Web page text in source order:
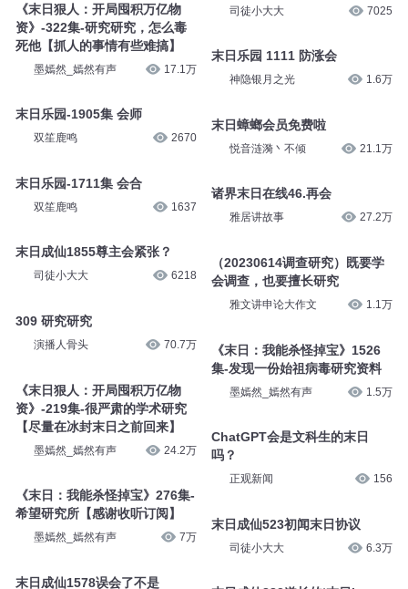
《末日狠人：开局囤积万亿物
资》-322集-研究研究，怎么毒
死他【抓人的事情有些难搞】
墨嫣然_嫣然有声 17.1万
末日乐园-1905集 会师
双笙鹿鸣 2670
末日乐园-1711集 会合
双笙鹿鸣 1637
末日成仙1855尊主会紧张？
司徒小大大 6218
309 研究研究
演播人骨头 70.7万
《末日狠人：开局囤积万亿物
资》-219集-很严肃的学术研究
【尽量在冰封末日之前回来】
墨嫣然_嫣然有声 24.2万
《末日：我能杀怪掉宝》276集-
希望研究所【感谢收听订阅】
墨嫣然_嫣然有声 7万
末日成仙1578误会了不是
司徒小大大 7025
末日乐园 1111 防涨会
神隐银月之光 1.6万
末日蟑螂会员免费啦
悦音涟漪丶不倾 21.1万
诸界末日在线46.再会
雅居讲故事 27.2万
（20230614调查研究）既要学
会调查，也要擅长研究
雅文讲申论大作文 1.1万
《末日：我能杀怪掉宝》1526
集-发现一份始祖病毒研究资料
墨嫣然_嫣然有声 1.5万
ChatGPT会是文科生的末日
吗？
正观新闻 156
末日成仙523初闻末日协议
司徒小大大 6.3万